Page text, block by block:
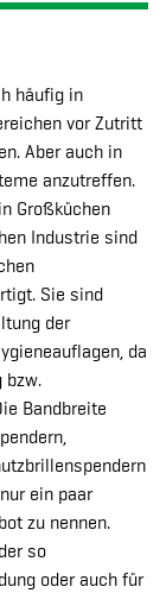
häufig in
vor Zutritt
Aber auch in
anzutreffen.
Großküchen
Industrie sind
Sie sind
der
da
bzw.
Bandbreite
ein paar
zu nennen.
so
oder auch für